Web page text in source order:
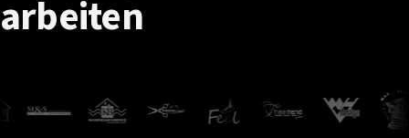
arbeiten